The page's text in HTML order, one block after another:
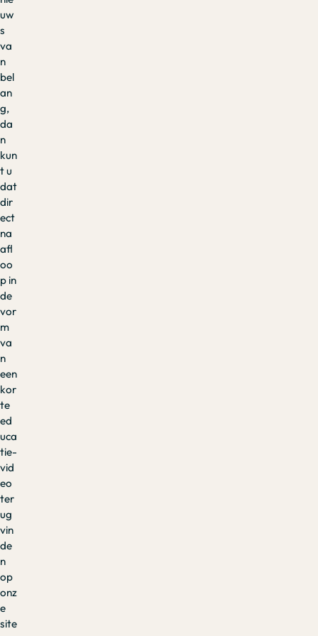
uw
s
va
n
bel
an
g,
da
n
kun
t u
dat
dir
ect
na
afl
oo
p in
de
vor
m
va
n
een
kor
te
ed
uca
tie-
vid
eo
ter
ug
vin
de
n
op
onz
e
site